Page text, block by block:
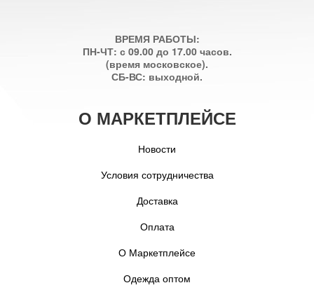
ВРЕМЯ РАБОТЫ:
ПН-ЧТ: с 09.00 до 17.00 часов.
(время московское).
СБ-ВС: выходной.
О МАРКЕТПЛЕЙСЕ
Новости
Условия сотрудничества
Доставка
Оплата
О Маркетплейсе
Одежда оптом